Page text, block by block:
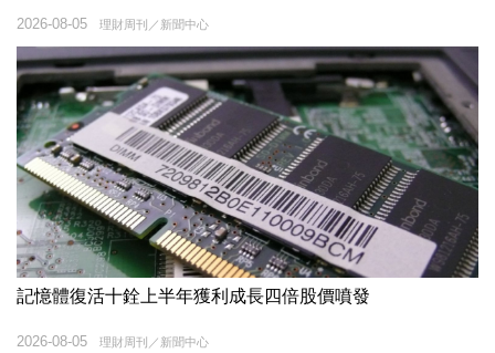
理財周刊／新聞中心
2026-08-05
記憶體復活十銓上半年獲利成長四倍股價噴發
理財周刊／新聞中心
2026-08-05